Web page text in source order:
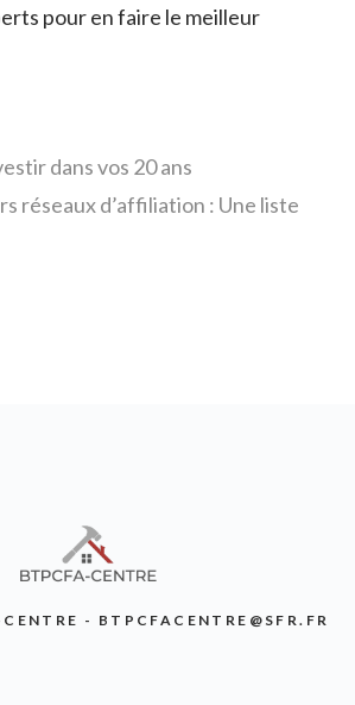
pour en faire le meilleur
dans vos 20 ans
réseaux d’affiliation : Une liste
- BTPCFACENTRE@SFR.FR